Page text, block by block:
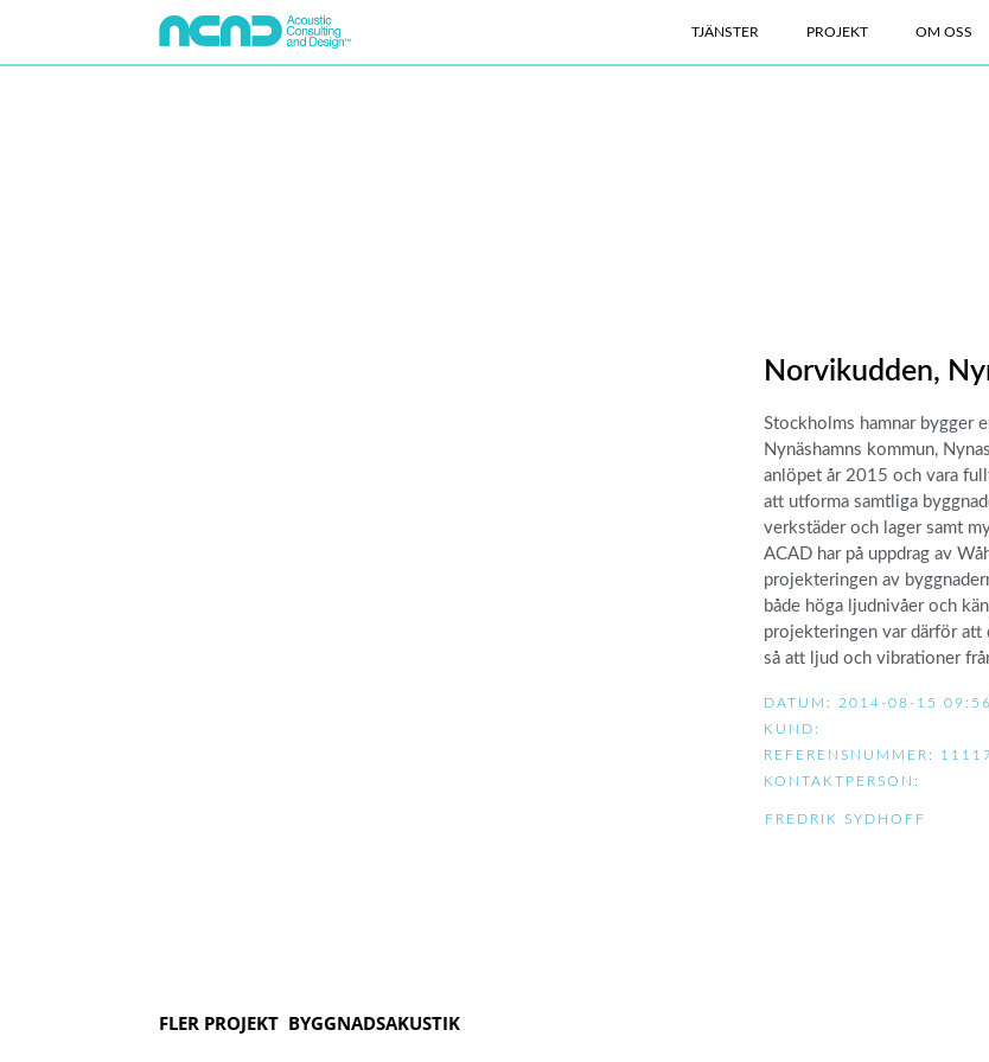
TJÄNSTER PROJEKT OM OSS
Norvikudden,
Stockholms hamnar bygger
Nynäshamns kommun,
anlöpet år 2015 och vara
att utforma samtliga
verkstäder och lager samt
ACAD har på uppdrag av
projekteringen av
både höga ljudnivåer och
projekteringen var därför att
så att ljud och vibrationer
DATUM: 2014-08-15
KUND:
REFERENSNUMMER:
KONTAKTPERSON:
FREDRIK SYDHOFF
FLER PROJEKT BYGGNADSAKUSTIK